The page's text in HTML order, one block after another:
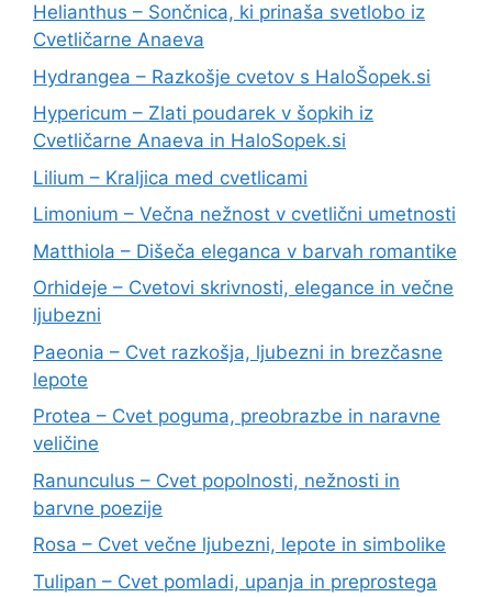
Helianthus – Sončnica, ki prinaša svetlobo iz
Cvetličarne Anaeva
Hydrangea – Razkošje cvetov s HaloŠopek.si
Hypericum – Zlati poudarek v šopkih iz
Cvetličarne Anaeva in HaloSopek.si
Lilium – Kraljica med cvetlicami
Limonium – Večna nežnost v cvetlični umetnosti
Matthiola – Dišeča eleganca v barvah romantike
Orhideje – Cvetovi skrivnosti, elegance in večne
ljubezni
Paeonia – Cvet razkošja, ljubezni in brezčasne
lepote
Protea – Cvet poguma, preobrazbe in naravne
veličine
Ranunculus – Cvet popolnosti, nežnosti in
barvne poezije
Rosa – Cvet večne ljubezni, lepote in simbolike
Tulipan – Cvet pomladi, upanja in preprostega